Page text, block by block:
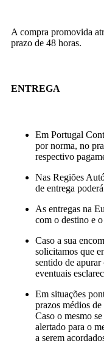
A compra promovida
prazo de 48 horas.
ENTREGA
Em Portugal
por norma, no
respectivo
Nas Regiões
de entrega
As entregas na
com o destino e
Caso a sua
solicitamos que
sentido de apurar
eventuais
Em situações
prazos médios
Caso o mesmo
alertado para o
a serem